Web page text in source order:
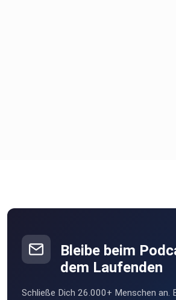
Bleibe beim
dem Laufenden
Schließe Dich 26.000+ Menschen an.